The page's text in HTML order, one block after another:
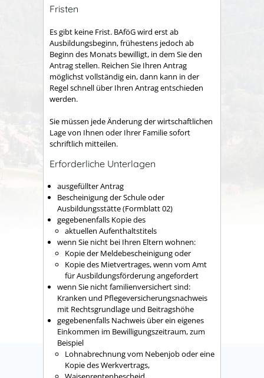
Fristen
Es gibt keine Frist. BAföG wird erst ab
Ausbildungsbeginn, frühestens jedoch ab
Beginn des Monats bewilligt, in dem Sie den
Antrag stellen. Reichen Sie Ihren Antrag
möglichst vollständig ein, dann kann in der
Regel schnell über Ihren Antrag entschieden
werden.
Sie müssen jede Änderung der wirtschaftlichen
Lage von Ihnen oder Ihrer Familie sofort
schriftlich mitteilen.
Erforderliche Unterlagen
ausgefüllter Antrag
Bescheinigung der Schule oder
Ausbildungsstätte (Formblatt 02)
gegebenenfalls Kopie des
aktuellen Aufenthaltstitels
wenn Sie nicht bei Ihren Eltern wohnen:
Kopie der Meldebescheinigung oder
Kopie des Mietvertrages, wenn vom Amt
für Ausbildungsförderung angefordert
wenn Sie nicht familienversichert sind:
Kranken und Pflegeversicherungsnachweis
mit Rechtsgrundlage und Beitragshöhe
gegebenenfalls Nachweis über ein eigenes
Einkommen im Bewilligungszeitraum, zum
Beispiel
Lohnabrechnung vom Nebenjob oder eine
Kopie des Werkvertrags,